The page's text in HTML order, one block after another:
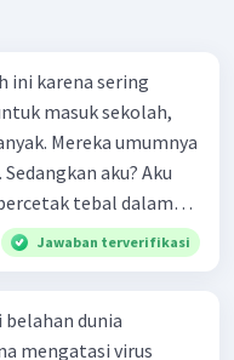
ini karena sering
masuk sekolah,
Mereka umumnya
aku? Aku
tebal dalam
kutipan cerpen tersebut adalah .... A. ramah C. santun B. sopan D. baik
Jawaban terverifikasi
dunia
mengatasi virus